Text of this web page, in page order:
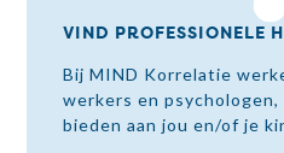
VIND PROFESSIONELE
Bij MIND Korrelatie
werkers en psychologen,
bieden aan jou en/of je